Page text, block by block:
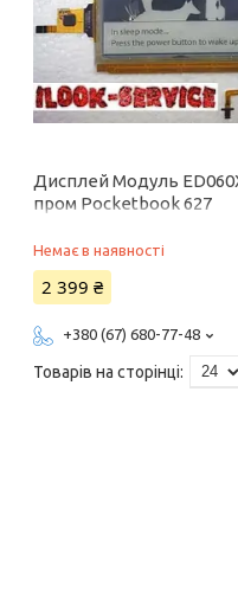
Дисплей Модуль
пром Pocketbook 627
Немає в наявності
2 399 ₴
+380 (67) 680-77-48